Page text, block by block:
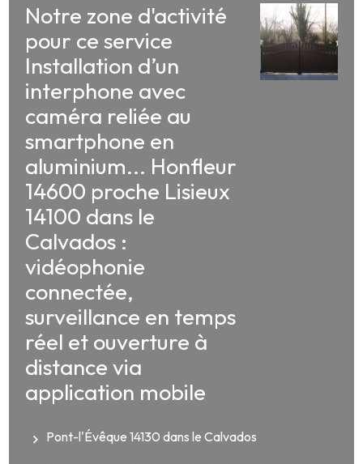
Notre zone d'activité
pour ce service
Installation d’un
interphone avec
caméra reliée au
smartphone en
aluminium... Honfleur
14600 proche Lisieux
14100 dans le
Calvados :
vidéophonie
connectée,
surveillance en temps
réel et ouverture à
distance via
application mobile
Pont-l'Évêque 14130 dans le Calvados